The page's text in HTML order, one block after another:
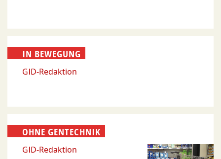
IN BEWEGUNG
GID-Redaktion
OHNE GENTECHNIK
GID-Redaktion